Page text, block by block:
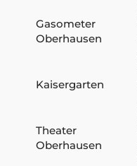
Gasometer
Oberhausen
Kaisergarten
Theater
Oberhausen